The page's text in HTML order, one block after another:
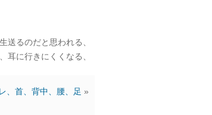
送るのだと思われる、
耳に行きにくくなる、
、首、背中、腰、足 »